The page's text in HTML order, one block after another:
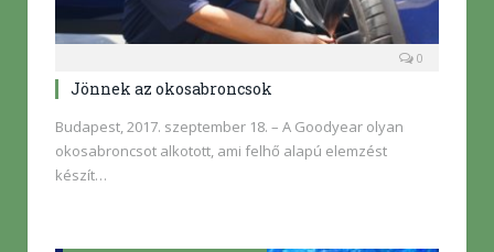
0
Jönnek az okosabroncsok
Budapest, 2017. szeptember 18. – A Goodyear olyan
okosabroncsot alkotott, ami felhő alapú elemzést
készít…